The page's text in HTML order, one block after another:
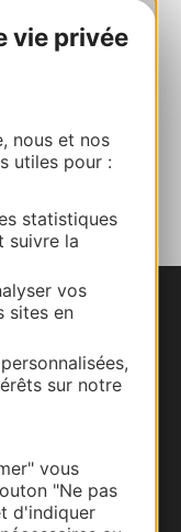
vie privée
nous et nos
utiles pour :
statistiques
suivre la
vos
sites en
sur notre
vous
"Ne pas
d'indiquer